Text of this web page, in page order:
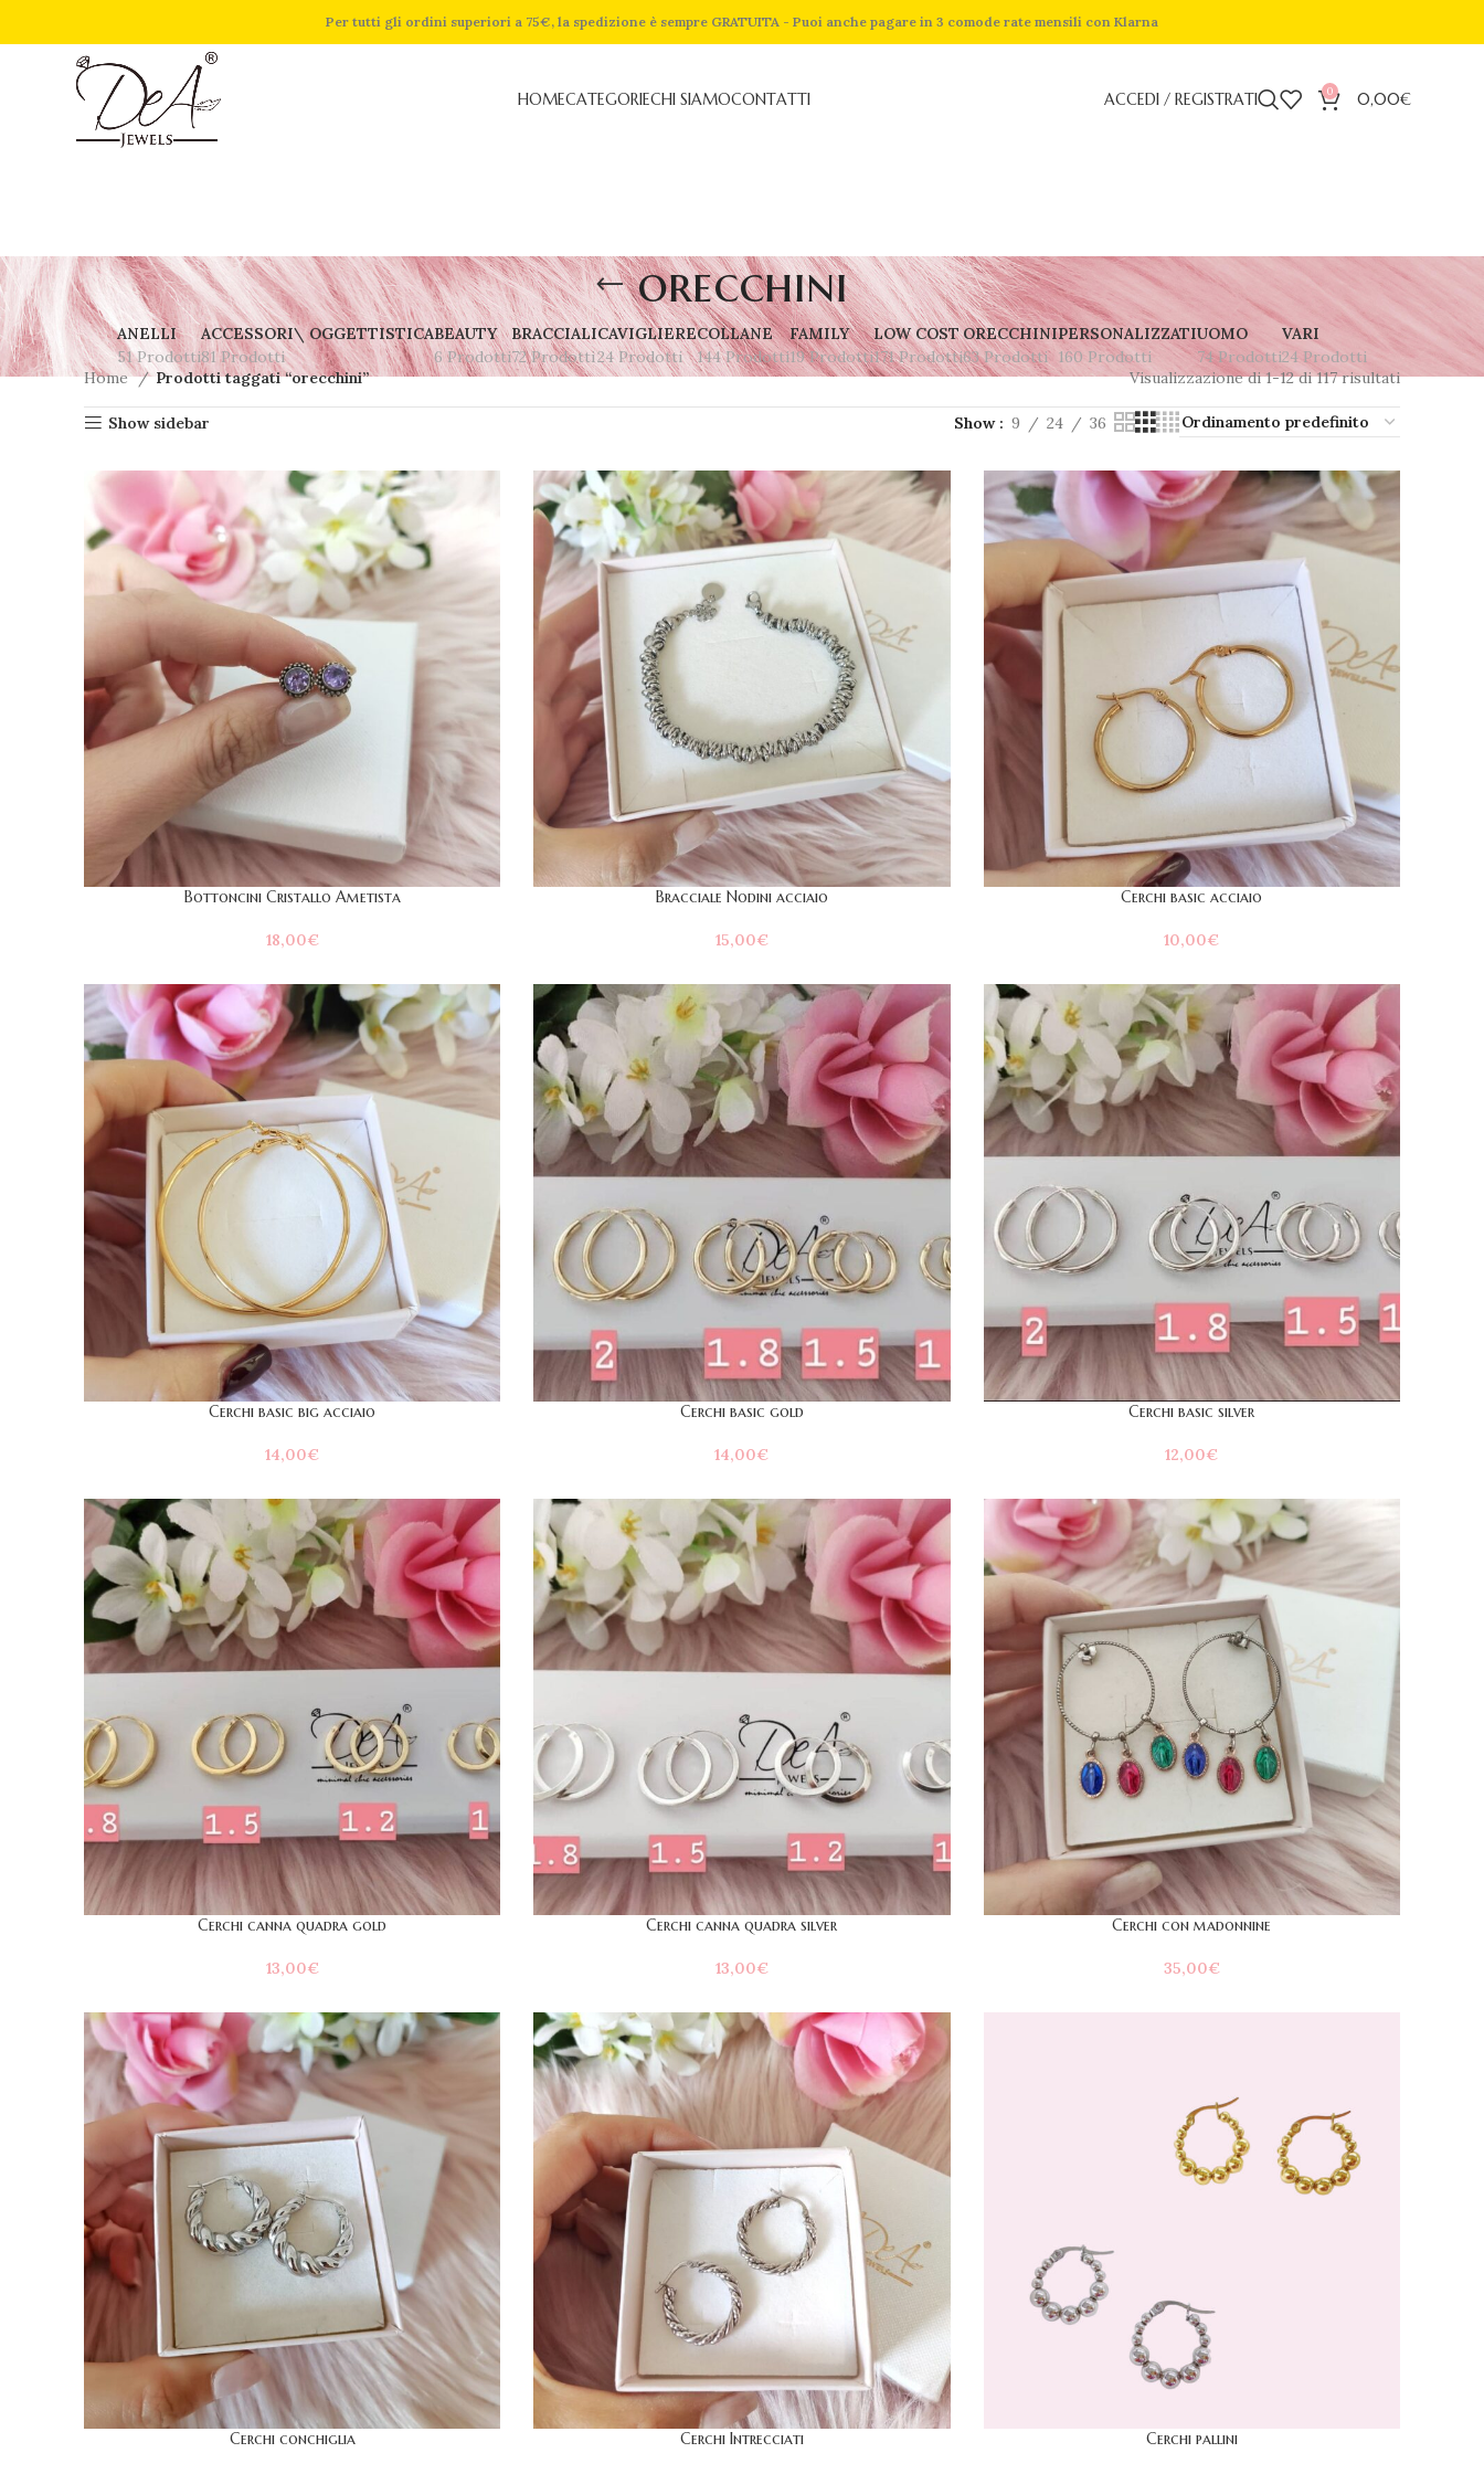
Per tutti gli ordini superiori a 75€, la spedizione è sempre GRATUITA - Puoi anche pagare in 3 comode rate mensili con Klarna
HOMECATEGORIECHI SIAMOCONTATTI ACCEDI / REGISTRATI 0 0,00€
orecchini
ANELLI
51 Prodotti
ACCESSORI\ OGGETTISTICA
81 Prodotti
BEAUTY
6 Prodotti
BRACCIALI
72 Prodotti
CAVIGLIERE
24 Prodotti
COLLANE
144 Prodotti
FAMILY
19 Prodotti
LOW COST
171 Prodotti
ORECCHINI
63 Prodotti
PERSONALIZZATI
160 Prodotti
UOMO
74 Prodotti
VARI
24 Prodotti
Home
Prodotti taggati “orecchini” Visualizzazione di 1-12 di 117 risultati
Show sidebar Show 9 24 36
Bottoncini Cristallo Ametista
18,00€
Bracciale Nodini acciaio
15,00€
Cerchi basic acciaio
10,00€
Cerchi basic big acciaio
14,00€
Cerchi basic gold
14,00€
Cerchi basic silver
12,00€
Cerchi canna quadra gold
13,00€
Cerchi canna quadra silver
13,00€
Cerchi con madonnine
35,00€
Cerchi conchiglia Cerchi Intrecciati Cerchi pallini